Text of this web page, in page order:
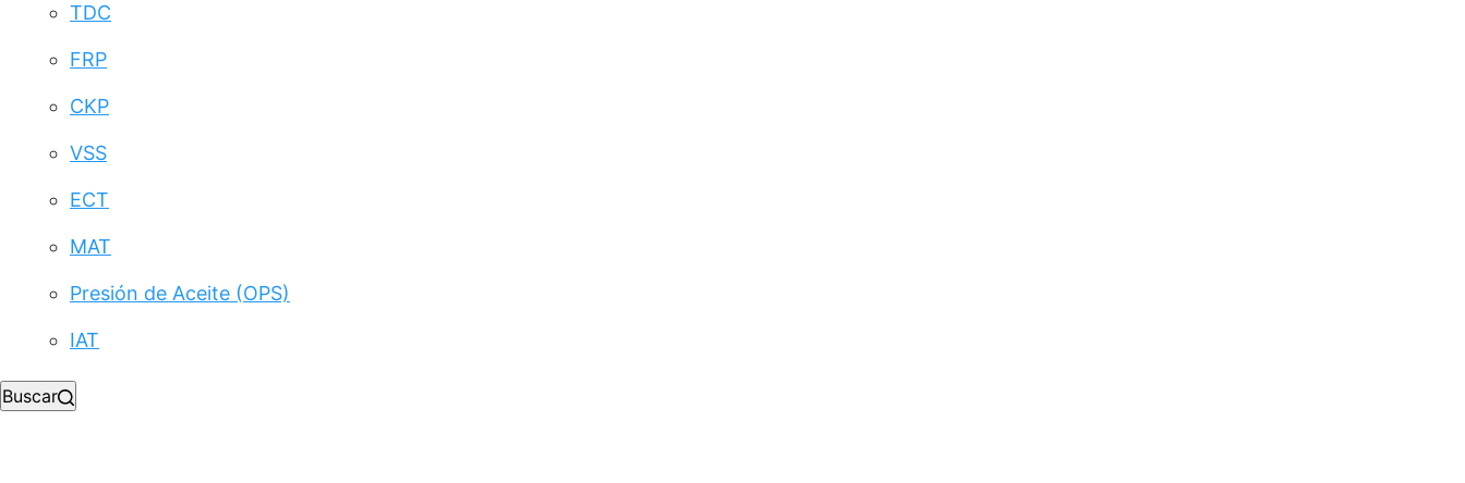
TDC
FRP
CKP
VSS
ECT
MAT
Presión de Aceite (OPS)
IAT
Buscar